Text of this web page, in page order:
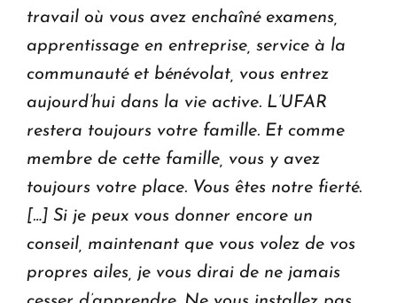
travail où vous avez enchaîné examens,
apprentissage en entreprise, service à la
communauté et bénévolat, vous entrez
aujourd’hui dans la vie active. L’UFAR
restera toujours votre famille. Et comme
membre de cette famille, vous y avez
toujours votre place. Vous êtes notre fierté.
[…] Si je peux vous donner encore un
conseil, maintenant que vous volez de vos
propres ailes, je vous dirai de ne jamais